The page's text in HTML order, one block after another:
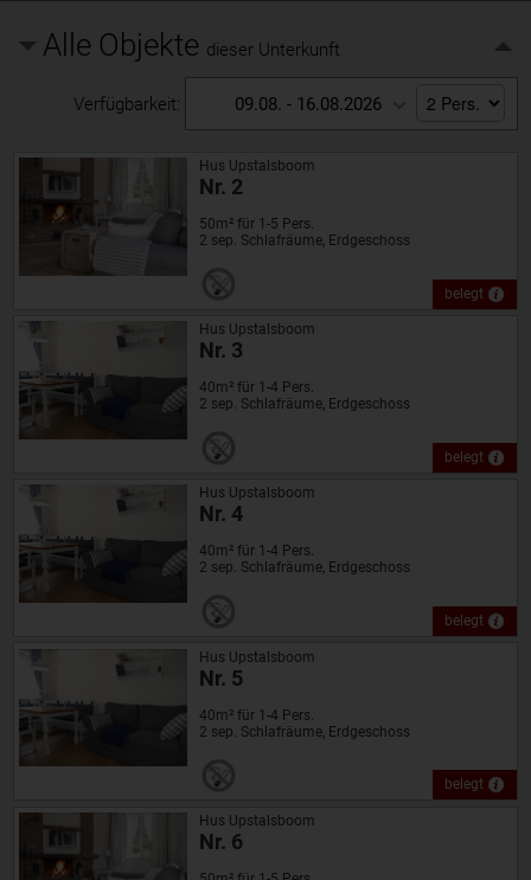
Alle Objekte dieser Unterkunft
Verfügbarkeit: 09.08. - 16.08.2026
belegt
Hus Upstalsboom
Nr. 2
50m² für 1-5 Pers.
2 sep. Schlafräume, Erdgeschoss
belegt
Hus Upstalsboom
Nr. 3
40m² für 1-4 Pers.
2 sep. Schlafräume, Erdgeschoss
belegt
Hus Upstalsboom
Nr. 4
40m² für 1-4 Pers.
2 sep. Schlafräume, Erdgeschoss
belegt
Hus Upstalsboom
Nr. 5
40m² für 1-4 Pers.
2 sep. Schlafräume, Erdgeschoss
Hus Upstalsboom
Nr. 6